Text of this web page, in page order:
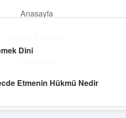
Anasayfa
Hakkımızda
huzurlu bir yolculuk!
Dini
Etmenin Hükmü Nedir